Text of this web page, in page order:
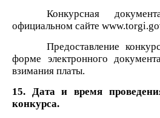
Конкурсная
официальном сайте
Предоставление
форме электронного
взимания платы.
15. Дата и время
конкурса.